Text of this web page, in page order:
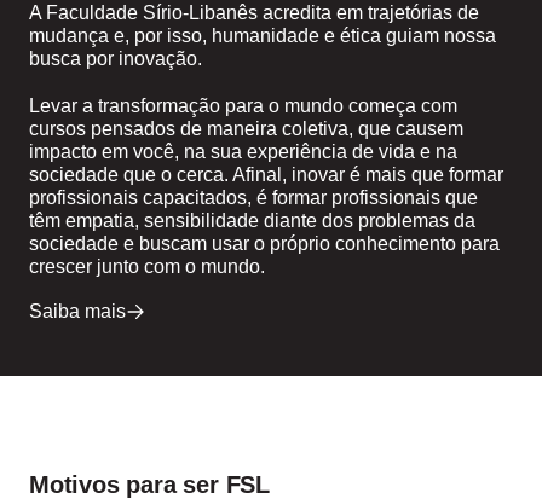
A Faculdade Sírio-Libanês acredita em trajetórias de
mudança e, por isso, humanidade e ética guiam nossa
busca por inovação.
Levar a transformação para o mundo começa com
cursos pensados de maneira coletiva, que causem
impacto em você, na sua experiência de vida e na
sociedade que o cerca. Afinal, inovar é mais que formar
profissionais capacitados, é formar profissionais que
têm empatia, sensibilidade diante dos problemas da
sociedade e buscam usar o próprio conhecimento para
crescer junto com o mundo.
Saiba mais
Motivos para ser FSL